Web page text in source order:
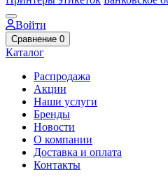
Войти
Сравнение 0
Каталог
Распродажа
Акции
Наши услуги
Бренды
Новости
О компании
Доставка и оплата
Контакты